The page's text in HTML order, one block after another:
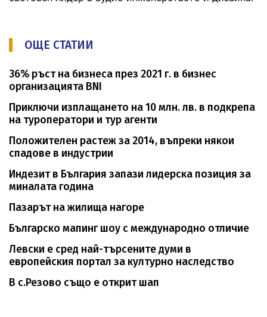
ОЩЕ СТАТИИ
36% ръст на бизнеса през 2021 г. в бизнес
организацията BNI
Приключи изплащането на 10 млн. лв. в подкрепа
на туроператори и тур агенти
Положителен растеж за 2014, въпреки някои
спадове в индустрии
Индезит в България запази лидерска позиция за
миналата година
Пазарът на жилища нагоре
Българско мапинг шоу с международно отличие
Левски е сред най-търсените думи в
европейския портал за културно наследство
В с.Резово също е открит шап